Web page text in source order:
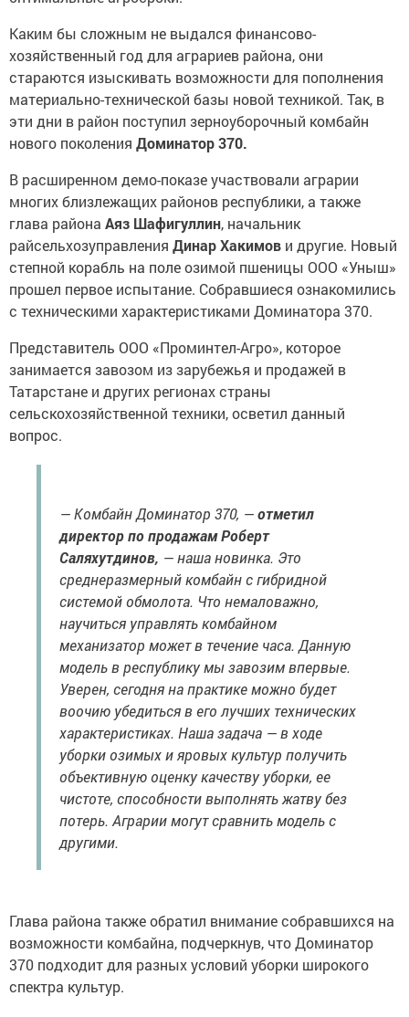
Каким бы сложным не выдался финансово-
хозяйственный год для аграриев района, они
стараются изыскивать возможности для пополнения
материально-технической базы новой техникой. Так, в
эти дни в район поступил зерноуборочный комбайн
нового поколения Доминатор 370.
В расширенном демо-показе участвовали аграрии
многих близлежащих районов республики, а также
глава района Аяз Шафигуллин, начальник
райсельхозуправления Динар Хакимов и другие. Новый
степной корабль на поле озимой пшеницы ООО «Уныш»
прошел первое испытание. Собравшиеся ознакомились
с техническими характеристиками Доминатора 370.
Представитель ООО «Проминтел-Агро», которое
занимается завозом из зарубежья и продажей в
Татарстане и других регионах страны
сельскохозяйственной техники, осветил данный
вопрос.
— Комбайн Доминатор 370, —отметил
директор по продажам Роберт
Саляхутдинов, — наша новинка. Это
среднеразмерный комбайн с гибридной
системой обмолота. Что немаловажно,
научиться управлять комбайном
механизатор может в течение часа. Данную
модель в республику мы завозим впервые.
Уверен, сегодня на практике можно будет
воочию убедиться в его лучших технических
характеристиках. Наша задача — в ходе
уборки озимых и яровых культур получить
объективную оценку качеству уборки, ее
чистоте, способности выполнять жатву без
потерь. Аграрии могут сравнить модель с
другими.
Глава района также обратил внимание собравшихся на
возможности комбайна, подчеркнув, что Доминатор
370 подходит для разных условий уборки широкого
спектра культур.